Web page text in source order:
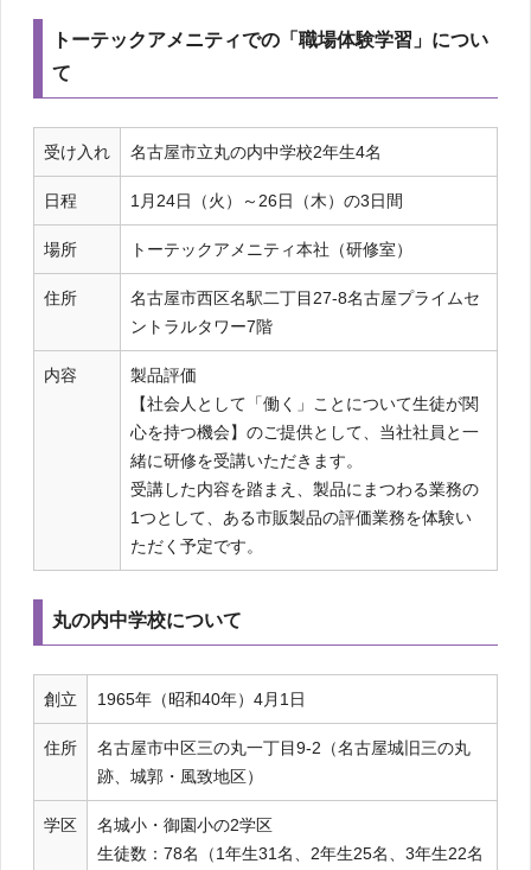
トーテックアメニティでの「職場体験学習」につい
て
受け入れ 名古屋市立丸の内中学校2年生4名
日程 1月24日（火）～26日（木）の3日間
場所 トーテックアメニティ本社（研修室）
住所
名古屋市西区名駅二丁目27-8名古屋プライムセ
ントラルタワー7階
内容
製品評価
【社会人として「働く」ことについて生徒が関
心を持つ機会】のご提供として、当社社員と一
緒に研修を受講いただきます。
受講した内容を踏まえ、製品にまつわる業務の
1つとして、ある市販製品の評価業務を体験い
ただく予定です。
丸の内中学校について
創立 1965年（昭和40年）4月1日
住所
名古屋市中区三の丸一丁目9-2（名古屋城旧三の丸
跡、城郭・風致地区）
学区
名城小・御園小の2学区
生徒数：78名（1年生31名、2年生25名、3年生22名